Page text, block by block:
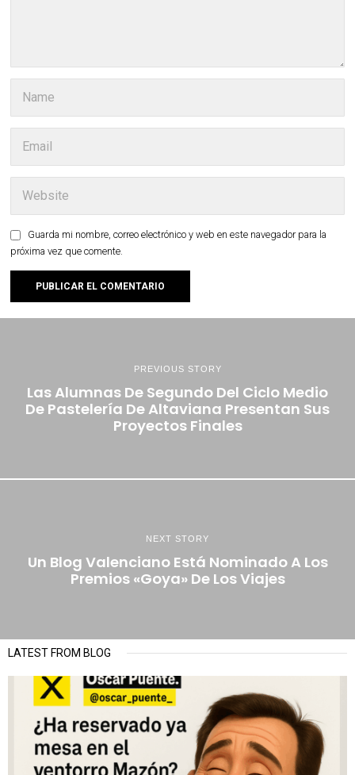
Guarda mi nombre, correo electrónico y web en este navegador para la
próxima vez que comente.
PREVIOUS STORY
Las Alumnas De Segundo Del Ciclo Medio
De Pastelería De Altaviana Presentan Sus
Proyectos Finales
NEXT STORY
Un Blog Valenciano Está Nominado A Los
Premios «Goya» De Los Viajes
LATEST FROM BLOG